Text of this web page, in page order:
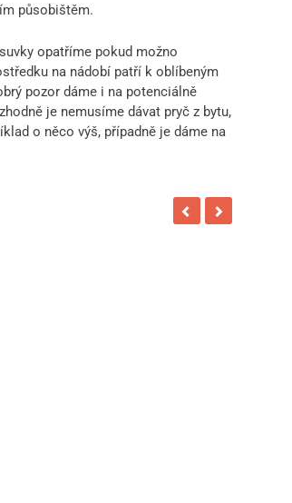
působištěm.
opatříme pokud možno
na nádobí patří k oblíbeným
pozor dáme i na potenciálně
je nemusíme dávat pryč z bytu,
o něco výš, případně je dáme na